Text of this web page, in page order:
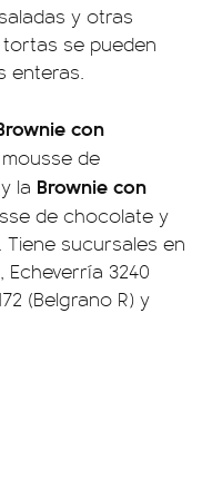
y otras
se pueden
enteras.
con
de
la Brownie con
de chocolate y
sucursales en
Echeverría 3240
(Belgrano R) y